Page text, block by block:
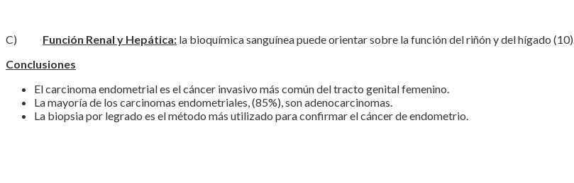
C) Función Renal y Hepática: la bioquímica sanguínea puede orientar sobre la función del riñón y del hígado (10).
Conclusiones
El carcinoma endometrial es el cáncer invasivo más común del tracto genital femenino.
La mayoría de los carcinomas endometriales, (85%), son adenocarcinomas.
La biopsia por legrado es el método más utilizado para confirmar el cáncer de endometrio.